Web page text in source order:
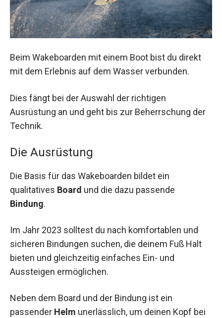
Beim Wakeboarden mit einem Boot bist du direkt
mit dem Erlebnis auf dem Wasser verbunden.
Dies fängt bei der Auswahl der richtigen
Ausrüstung an und geht bis zur Beherrschung der
Technik.
Die Ausrüstung
Die Basis für das Wakeboarden bildet ein
qualitatives Board und die dazu passende
Bindung.
Im Jahr 2023 solltest du nach komfortablen und
sicheren Bindungen suchen, die deinem Fuß Halt
bieten und gleichzeitig einfaches Ein- und
Aussteigen ermöglichen.
Neben dem Board und der Bindung ist ein
passender Helm unerlässlich, um deinen Kopf bei